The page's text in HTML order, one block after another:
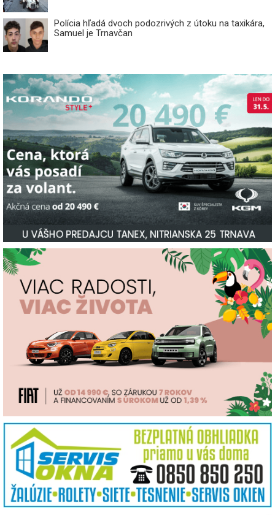
Polícia hľadá dvoch podozrivých z útoku na taxikára,
Samuel je Trnavčan